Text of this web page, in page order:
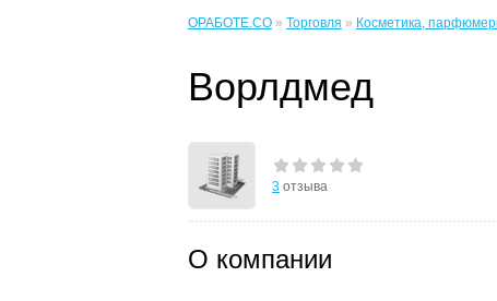
ОРАБОТЕ.CO » Торговля » Косметика,
Ворлдмед
3 отзыва
О компании